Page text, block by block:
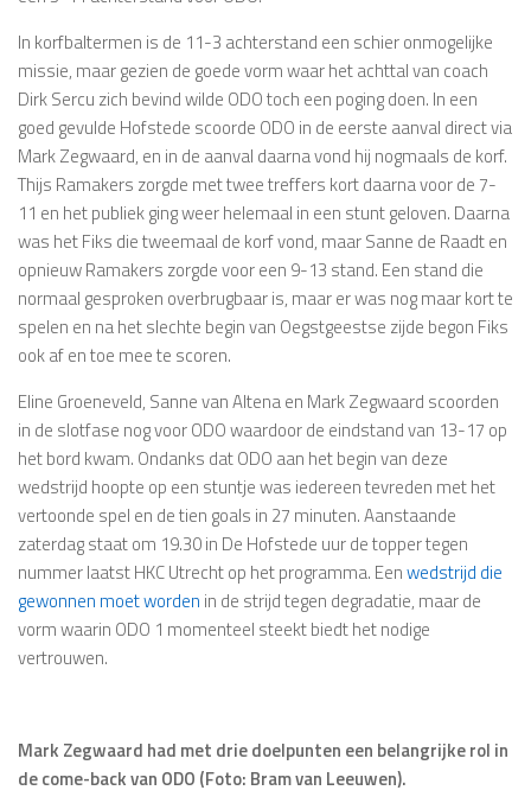
In korfbaltermen is de 11-3 achterstand een schier onmogelijke
missie, maar gezien de goede vorm waar het achttal van coach
Dirk Sercu zich bevind wilde ODO toch een poging doen. In een
goed gevulde Hofstede scoorde ODO in de eerste aanval direct via
Mark Zegwaard, en in de aanval daarna vond hij nogmaals de korf.
Thijs Ramakers zorgde met twee treffers kort daarna voor de 7-
11 en het publiek ging weer helemaal in een stunt geloven. Daarna
was het Fiks die tweemaal de korf vond, maar Sanne de Raadt en
opnieuw Ramakers zorgde voor een 9-13 stand. Een stand die
normaal gesproken overbrugbaar is, maar er was nog maar kort te
spelen en na het slechte begin van Oegstgeestse zijde begon Fiks
ook af en toe mee te scoren.
Eline Groeneveld, Sanne van Altena en Mark Zegwaard scoorden
in de slotfase nog voor ODO waardoor de eindstand van 13-17 op
het bord kwam. Ondanks dat ODO aan het begin van deze
wedstrijd hoopte op een stuntje was iedereen tevreden met het
vertoonde spel en de tien goals in 27 minuten. Aanstaande
zaterdag staat om 19.30 in De Hofstede uur de topper tegen
nummer laatst HKC Utrecht op het programma. Eenwedstrijd die
gewonnen moet worden in de strijd tegen degradatie, maar de
vorm waarin ODO 1 momenteel steekt biedt het nodige
vertrouwen.
Mark Zegwaard had met drie doelpunten een belangrijke rol in
de come-back van ODO (Foto: Bram van Leeuwen).